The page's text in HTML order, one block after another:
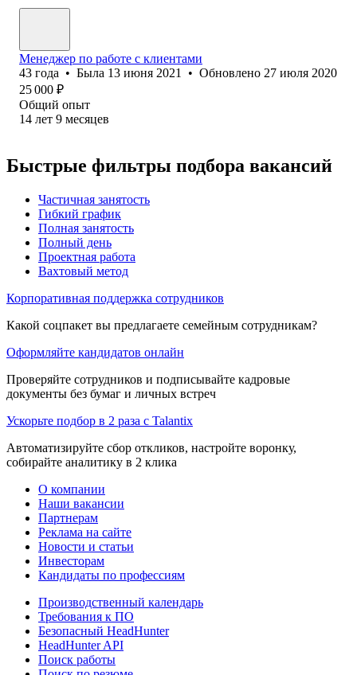
Менеджер по работе с клиентами
43 года • Была 13 июня 2021 • Обновлено 27 июля 2020
25 000 ₽
Общий опыт
14 лет 9 месяцев
Быстрые фильтры подбора вакансий
Частичная занятость
Гибкий график
Полная занятость
Полный день
Проектная работа
Вахтовый метод
Корпоративная поддержка сотрудников
Какой соцпакет вы предлагаете семейным сотрудникам?
Оформляйте кандидатов онлайн
Проверяйте сотрудников и подписывайте кадровые
документы без бумаг и личных встреч
Ускорьте подбор в 2 раза с Talantix
Автоматизируйте сбор откликов, настройте воронку,
собирайте аналитику в 2 клика
О компании
Наши вакансии
Партнерам
Реклама на сайте
Новости и статьи
Инвесторам
Кандидаты по профессиям
Производственный календарь
Требования к ПО
Безопасный HeadHunter
HeadHunter API
Поиск работы